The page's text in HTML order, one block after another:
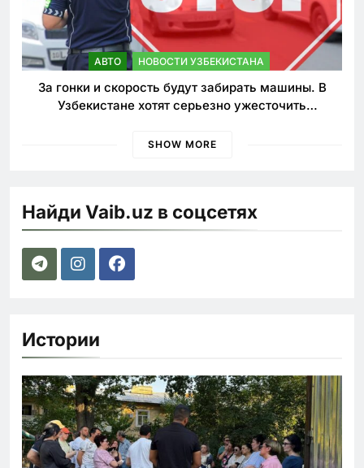
АВТО НОВОСТИ УЗБЕКИСТАНА
За гонки и скорость будут забирать машины. В
Узбекистане хотят серьезно ужесточить
SHOW MORE
Найди Vaib.uz в соцсетях
Истории